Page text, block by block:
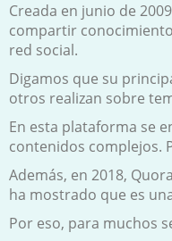
Creada en junio de
compartir
red social.
Digamos que su
otros realizan sobre
En esta plataforma se
contenidos complejos.
Además, en 2018,
ha mostrado que es
Por eso, para muchos